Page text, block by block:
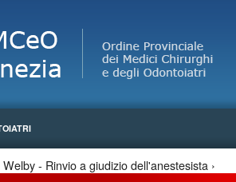
Welby - Rinvio a giudizio dell'anestesista ›